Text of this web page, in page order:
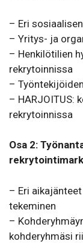
– Eri
– Yritys- ja
– Henkilötilien
rekrytoinnissa
–
– HARJOITUS:
rekrytoinnissa
Osa 2:
– Eri
tekeminen
–
kohderyhmäsi